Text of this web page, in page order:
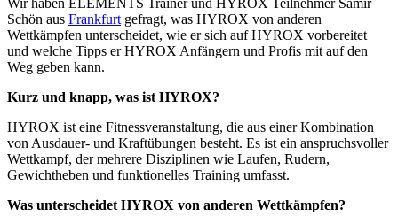
Wir haben ELEMENTS Trainer und HYROX Teilnehmer Samir
Schön aus Frankfurt gefragt, was HYROX von anderen
Wettkämpfen unterscheidet, wie er sich auf HYROX vorbereitet
und welche Tipps er HYROX Anfängern und Profis mit auf den
Weg geben kann.
Kurz und knapp, was ist HYROX?
HYROX ist eine Fitnessveranstaltung, die aus einer Kombination
von Ausdauer- und Kraftübungen besteht. Es ist ein anspruchsvoller
Wettkampf, der mehrere Disziplinen wie Laufen, Rudern,
Gewichtheben und funktionelles Training umfasst.
Was unterscheidet HYROX von anderen Wettkämpfen?